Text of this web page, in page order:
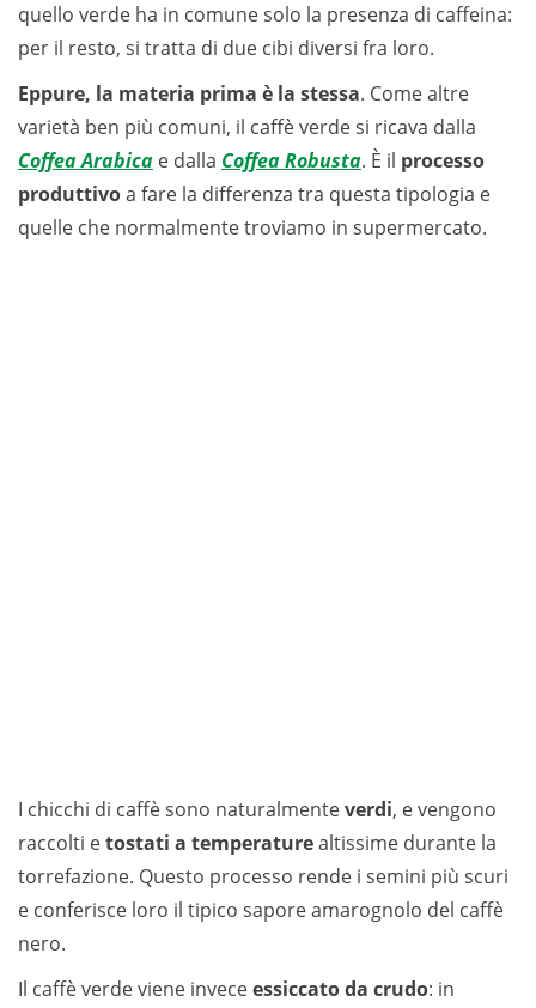
quello verde ha in comune solo la presenza di caffeina:
per il resto, si tratta di due cibi diversi fra loro.
Eppure, la materia prima è la stessa. Come altre
varietà ben più comuni, il caffè verde si ricava dalla
Coffea Arabica e dalla Coffea Robusta. È il processo
produttivoa fare la differenza tra questa tipologia e
quelle che normalmente troviamo in supermercato.
I chicchi di caffè sono naturalmenteverdi, e vengono
raccolti etostati a temperaturealtissime durante la
torrefazione. Questo processo rende i semini più scuri
e conferisce loro il tipico sapore amarognolo del caffè
nero.
Il caffè verde viene inveceessiccato da crudo: in